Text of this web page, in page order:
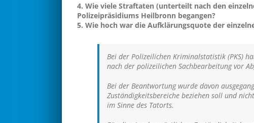
4. Wie viele Straftaten (unterteilt nach den
Polizeipräsidiums Heilbronn begangen?
5. Wie hoch war die Aufklärungsquote der
Bei der Polizeilichen Kriminalstatistik (PKS)
nach der polizeilichen Sachbearbeitung vor
Bei der Beantwortung wurde davon
Zuständigkeitsbereiche beziehen soll und
im Sinne des Tatorts.